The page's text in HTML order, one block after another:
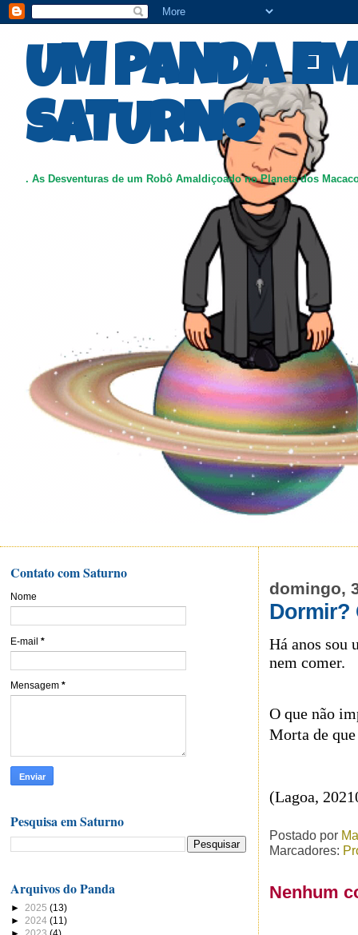
UM PANDA
SATURNO
. As Desventuras de um Robô Amaldiçoado no Planeta dos
domingo,
Dormir?
Há anos sou
nem comer.
O que não
Morta de
(Lagoa,
Postado por
Marcadores:
Nenhum
Contato com Saturno
Nome
E-mail *
Mensagem *
Pesquisa em Saturno
Arquivos do Panda
► 2025 (13)
► 2024 (11)
► 2023 (4)